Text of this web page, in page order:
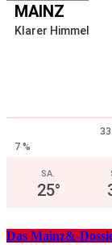
MAINZ
Klarer Himmel
7 %
SA.
25°
Das Mainz&-